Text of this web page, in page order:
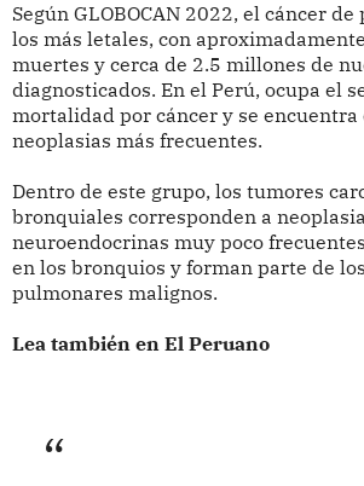
Según GLOBOCAN 2022, el cáncer
los más letales, con
muertes y cerca de 2.5 millones de
diagnosticados. En el Perú, ocupa el
mortalidad por cáncer y se encuentra
neoplasias más frecuentes.
Dentro de este grupo, los tumores
bronquiales corresponden a
neuroendocrinas muy poco
en los bronquios y forman parte de
pulmonares malignos.
Lea también en El Peruano